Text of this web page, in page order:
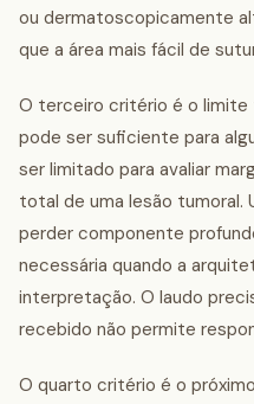
ou dermatoscopicamente
que a área mais fácil de
O terceiro critério é o limite
pode ser suficiente para
ser limitado para avaliar
total de uma lesão tumoral.
perder componente
necessária quando a
interpretação. O laudo
recebido não permite
O quarto critério é o